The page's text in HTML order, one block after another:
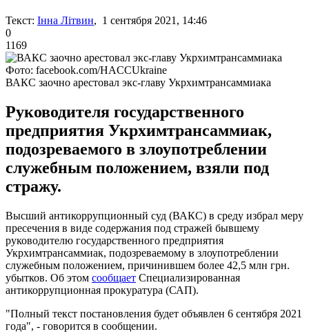
Текст: Інна Літвин, 1 сентября 2021, 14:46
0
1169
Фото: facebook.com/HACCUkraine
ВАКС заочно арестовал экс-главу Укрхимтрансаммиака
Руководителя государственного
предприятия Укрхимтрансаммиак,
подозреваемого в злоупотреблении
служебным положением, взяли под
стражу.
Высший антикоррупционный суд (ВАКС) в среду избрал меру
пресечения в виде содержания под стражей бывшему
руководителю государственного предприятия
Укрхимтрансаммиак, подозреваемому в злоупотреблении
служебным положением, причинившем более 42,5 млн грн.
убытков. Об этом сообщает Специализированная
антикоррупционная прокуратура (САП).
"Полный текст постановления будет объявлен 6 сентября 2021
года", - говорится в сообщении.